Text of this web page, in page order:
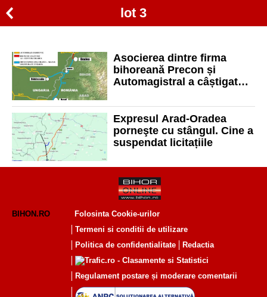
lot 3
Asocierea dintre firma
bihoreană Precon și
Automagistral a câștigat
Oradea-Arad
Expresul Arad-Oradea
porneşte cu stângul. Cine a
suspendat licitațiile
BIHON.RO
Folosinta Cookie-urilor
Termeni si conditii de utilizare
Politica de confidentialitate
Redactia
Regulament postare și moderare comentarii